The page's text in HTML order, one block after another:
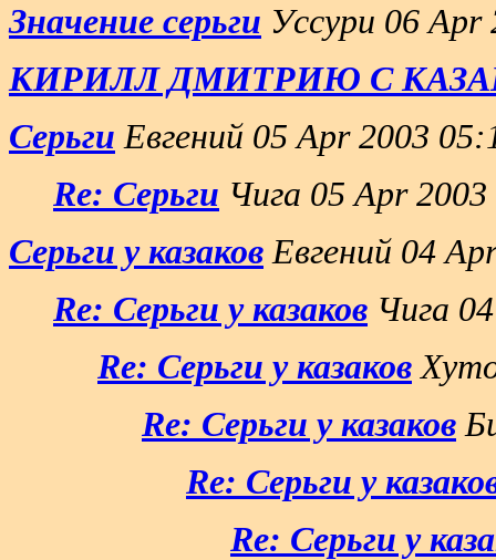
Значение серьги Уссури 06
КИРИЛЛ ДМИТРИЮ С
Серьги Евгений 05 Apr 2003
Re: Серьги Чига 05 Apr
Серьги у казаков Евгений 04
Re: Серьги у казаков Чига
Re: Серьги у казаков
Re: Серьги у казаков
Re: Серьги у
Re: Серьги у